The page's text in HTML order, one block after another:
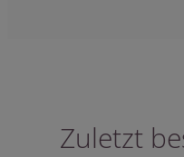
Zuletzt